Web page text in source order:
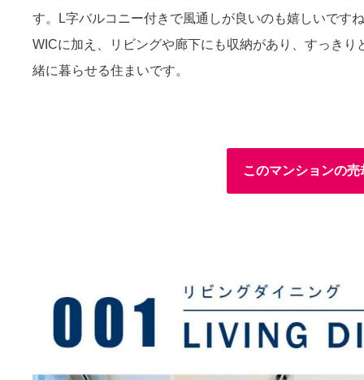
す。L字バルコニー付きで風通しが良いのも嬉しいです
WICに加え、リビングや廊下にも収納があり、すっき
緒に暮らせる住まいです。
このマンションの